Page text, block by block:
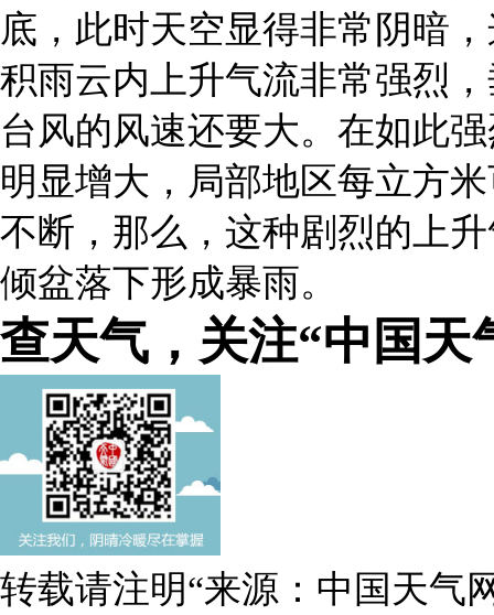
底，此时天空显得非常阴暗
积雨云内上升气流非常强烈
台风的风速还要大。在如此
明显增大，局部地区每立方
不断，那么，这种剧烈的上
倾盆落下形成暴雨。
查天气，关注“中国天
转载请注明“来源：中国天气